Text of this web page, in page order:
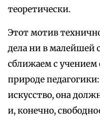
теоретически.
Этот мотив
дела ни в малейшей
сближаем с учением
природе
искусство, она
и, конечно,